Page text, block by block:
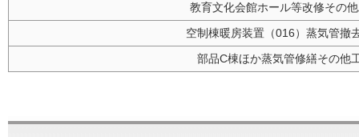
教育文化会館ホール等改修その
空制棟暖房装置（016）蒸気管撤
部品C棟ほか蒸気管修繕その他